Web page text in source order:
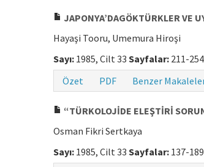
JAPONYA’DAGÖKTÜRKLER VE
Hayaşi Tooru, Umemura Hiroşi
Sayı: 1985, Cilt 33 Sayfalar: 211-254
Özet
PDF Benzer
“TÜRKOLOJİDE ELEŞTİRİ
Osman Fikri Sertkaya
Sayı: 1985, Cilt 33 Sayfalar: 137-189